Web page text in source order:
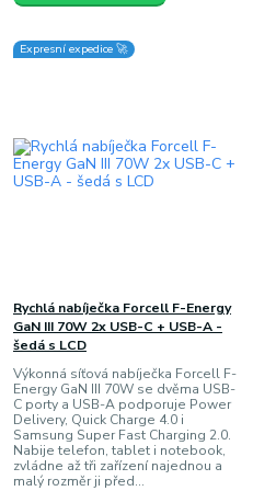
Expresní expedice 🚀
Rychlá nabíječka Forcell F-Energy
GaN III 70W 2x USB-C + USB-A -
šedá s LCD
Výkonná síťová nabíječka Forcell F-
Energy GaN III 70W se dvěma USB-
C porty a USB-A podporuje Power
Delivery, Quick Charge 4.0 i
Samsung Super Fast Charging 2.0.
Nabije telefon, tablet i notebook,
zvládne až tři zařízení najednou a
malý rozměr ji před...